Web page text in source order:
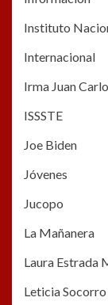
Instituto
Internacional
Irma Juan
ISSSTE
Joe Biden
Jóvenes
Jucopo
La Mañanera
Laura Estrada
Leticia